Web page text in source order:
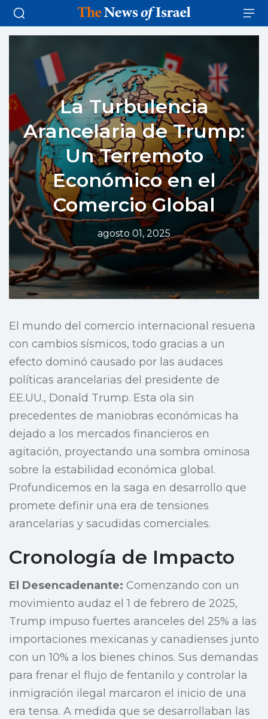
La Turbulencia
Arancelaria de Trump:
Un Terremoto
Económico en el
Comercio Global
agosto 01, 2025
El mundo del comercio internacional resuena
con cambios sísmicos, todo gracias a un
efecto dominó causado por las audaces
políticas arancelarias del presidente de
EE.UU., Donald Trump. Esta ola sin
precedentes de maniobras económicas ha
dejado a los mercados financieros en
agitación, proyectando una sombra ominosa
sobre la estabilidad económica global.
Profundicemos en la saga en desarrollo que
promete definir una era de tensiones
arancelarias y sacudidas comerciales.
Cronología de Impacto
El Desencadenante: Comenzando con un
movimiento audaz el 1 de febrero de 2025,
Trump impuso fuertes aranceles del 25% a las
importaciones mexicanas y canadienses junto
con un 10% a los bienes chinos. Sus demandas
para frenar el flujo de fentanilo y controlar la
inmigración ilegal marcaron el inicio de una
era tensa. A medida que se desarrollaban las